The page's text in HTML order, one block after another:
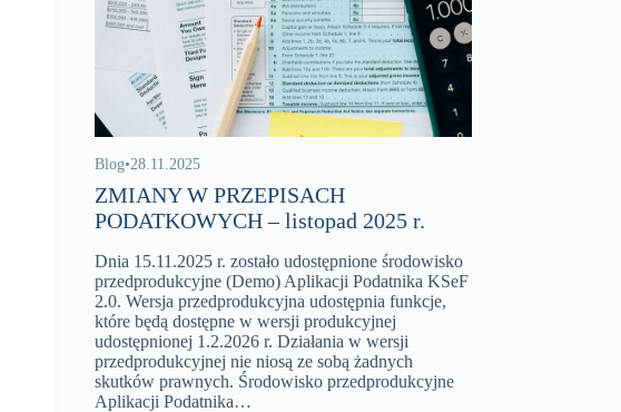
Blog•28.11.2025
ZMIANY W PRZEPISACH
PODATKOWYCH – listopad 2025 r.
Dnia 15.11.2025 r. zostało udostępnione środowisko
przedprodukcyjne (Demo) Aplikacji Podatnika KSeF
2.0. Wersja przedprodukcyjna udostępnia funkcje,
które będą dostępne w wersji produkcyjnej
udostępnionej 1.2.2026 r. Działania w wersji
przedprodukcyjnej nie niosą ze sobą żadnych
skutków prawnych. Środowisko przedprodukcyjne
Aplikacji Podatnika…